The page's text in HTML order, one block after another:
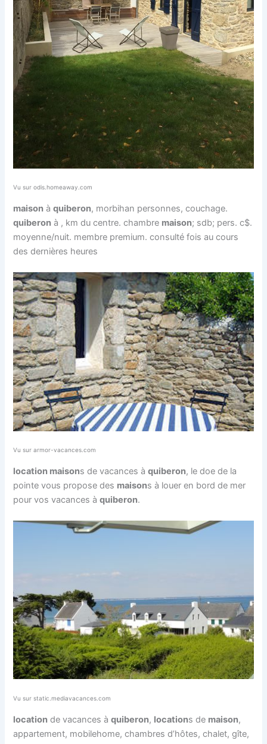
Vu sur odis.homeaway.com
maison àquiberon, morbihan personnes, couchage.
quiberon à , km du centre. chambre maison; sdb; pers. c$.
moyenne/nuit. membre premium. consulté fois au cours
des dernières heures
Vu sur armor-vacances.com
location maisons de vacances àquiberon, le doe de la
pointe vous propose des maisons à louer en bord de mer
pour vos vacances àquiberon.
Vu sur static.mediavacances.com
location de vacances àquiberon, locations de maison,
appartement, mobilehome, chambres d’hôtes, chalet, gîte,